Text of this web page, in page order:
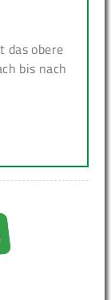
das obere
bis nach